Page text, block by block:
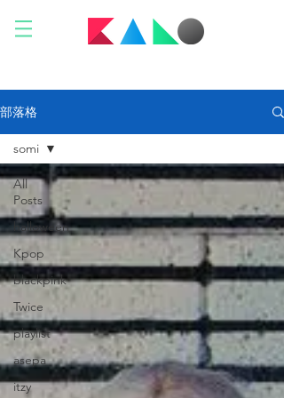
部落格
All
Posts
halloween
Kpop
blackpink
Twice
playlist
asepa
itzy
somi